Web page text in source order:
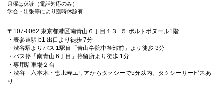
月曜は休診（電話対応のみ）
学会・出張等により臨時休診有
〒107-0062 東京都港区南青山６丁目１３−５ ポルトポヌール1階
・表参道駅 b1 出口より徒歩 7分
・渋谷駅よりバス 1駅目「青山学院中等部前」より徒歩 3分
・バス停「南青山 6丁目」停留所より徒歩 1分
・専用駐車場２台
・渋谷・六本木・恵比寿エリアからタクシーで5分以内。タクシーサービスあ
り